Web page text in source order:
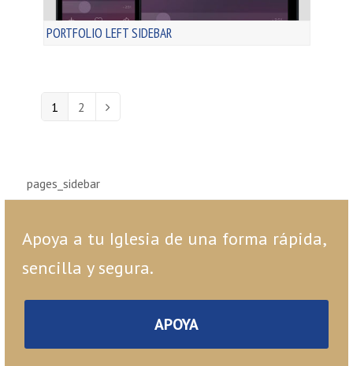
PORTFOLIO LEFT SIDEBAR
Page
1 Page
2 Siguiente
pages_sidebar
Apoya a tu Iglesia de una forma rápida,
sencilla y segura.
APOYA